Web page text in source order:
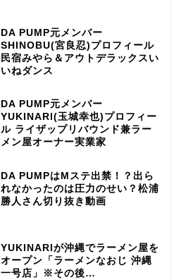
DA PUMP元メンバー
SHINOBU(宮良忍)プロフィール
民宿みやら＆アウトデラックスい
いねダンス
DA PUMP元メンバー
YUKINARI(玉城幸也)プロフィー
ル ライザップリバウンド兼ラー
メン屋オーナー実業家
DA PUMPはMステ出禁！？出ら
れなかったのは圧力のせい？松浦
勝人さん切り抜き動画
YUKINARIが沖縄でラーメン屋を
オープン「ラーメンなおじ 沖縄
一号店」※その後…